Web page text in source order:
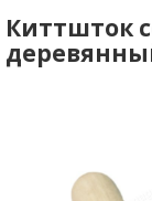
Киттшток